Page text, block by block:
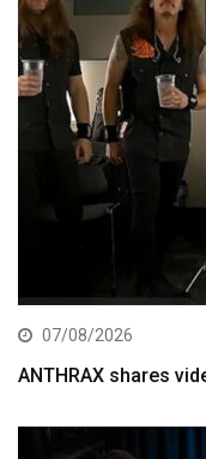
07/08/2026
ANTHRAX shares